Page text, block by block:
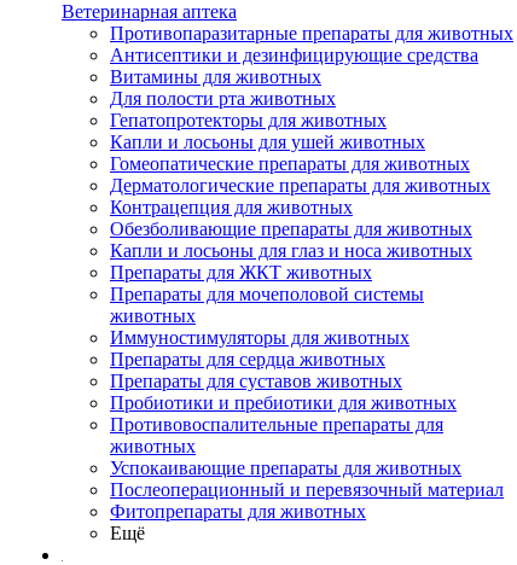
Ветеринарная аптека
Противопаразитарные препараты для животных
Антисептики и дезинфицирующие средства
Витамины для животных
Для полости рта животных
Гепатопротекторы для животных
Капли и лосьоны для ушей животных
Гомеопатические препараты для животных
Дерматологические препараты для животных
Контрацепция для животных
Обезболивающие препараты для животных
Капли и лосьоны для глаз и носа животных
Препараты для ЖКТ животных
Препараты для мочеполовой системы
животных
Иммуностимуляторы для животных
Препараты для сердца животных
Препараты для суставов животных
Пробиотики и пребиотики для животных
Противовоспалительные препараты для
животных
Успокаивающие препараты для животных
Послеоперационный и перевязочный материал
Фитопрепараты для животных
Ещё